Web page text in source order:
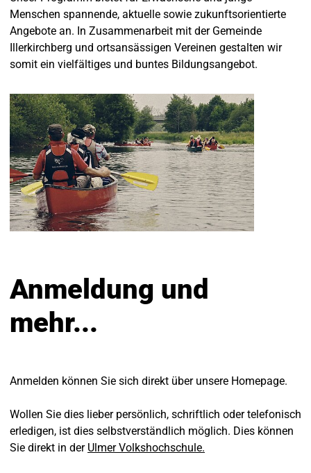
Menschen spannende, aktuelle sowie zukunftsorientierte
Angebote an. In Zusammenarbeit mit der Gemeinde
Illerkirchberg und ortsansässigen Vereinen gestalten wir
somit ein vielfältiges und buntes Bildungsangebot.
Anmeldung und
mehr...
Anmelden können Sie sich direkt über unsere Homepage.
Wollen Sie dies lieber persönlich, schriftlich oder telefonisch
erledigen, ist dies selbstverständlich möglich. Dies können
Sie direkt in der Ulmer Volkshochschule.